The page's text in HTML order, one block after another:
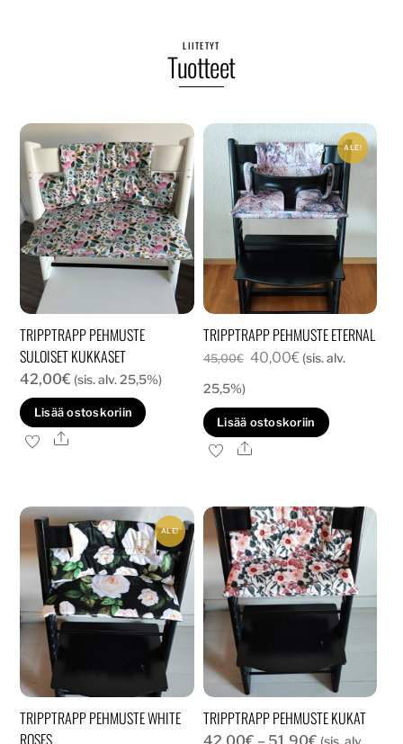
LIITETYT
Tuotteet
TRIPPTRAPP PEHMUSTE
SULOISET KUKKASET
42,00€ (sis. alv. 25,5%)
Lisää ostoskoriin
Ale
ALE!
TRIPPTRAPP PEHMUSTE ETERNAL
45,00€ Alkuperäinen
oli:
45,00€.
40,00€Nykyinen
on:
40,00€.
(sis. alv.
25,5%)
Lisää ostoskoriin
Ale
ALE!
TRIPPTRAPP PEHMUSTE WHITE
ROSES
TRIPPTRAPP PEHMUSTE KUKAT
Hintaluokka: